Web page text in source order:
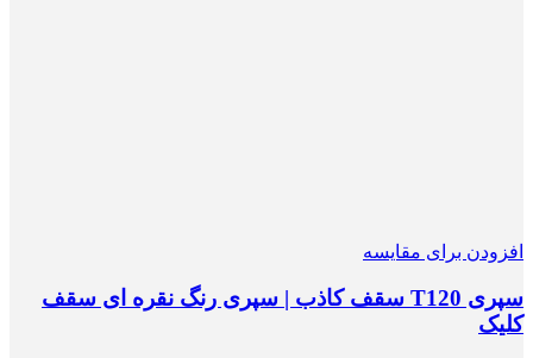
افزودن برای مقایسه
سپری T120 سقف کاذب | سپری رنگ نقره ای سقف
کلیک